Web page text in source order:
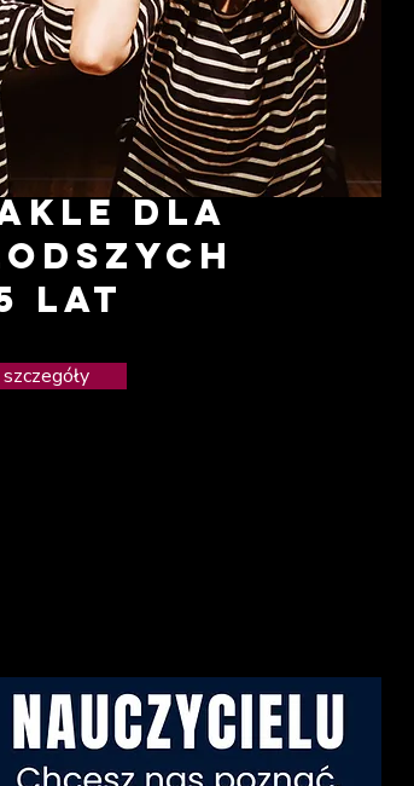
dla
lat
szczegóły